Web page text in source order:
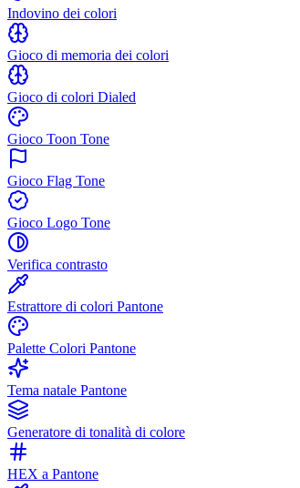
Indovino dei colori
Gioco di memoria dei colori
Gioco di colori Dialed
Gioco Toon Tone
Gioco Flag Tone
Gioco Logo Tone
Verifica contrasto
Estrattore di colori Pantone
Palette Colori Pantone
Tema natale Pantone
Generatore di tonalità di colore
HEX a Pantone